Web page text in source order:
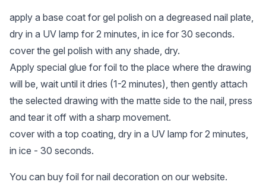
apply a base coat for gel polish on a degreased nail plate,
dry in a UV lamp for 2 minutes, in ice for 30 seconds.
cover the gel polish with any shade, dry.
Apply special glue for foil to the place where the drawing
will be, wait until it dries (1-2 minutes), then gently attach
the selected drawing with the matte side to the nail, press
and tear it off with a sharp movement.
cover with a top coating, dry in a UV lamp for 2 minutes,
in ice - 30 seconds.
You can buy foil for nail decoration on our website.